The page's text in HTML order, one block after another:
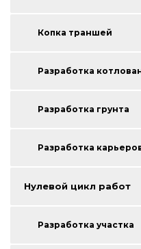
Копка траншей
Разработка
Разработка грунта
Разработка
Нулевой цикл работ
Разработка участка